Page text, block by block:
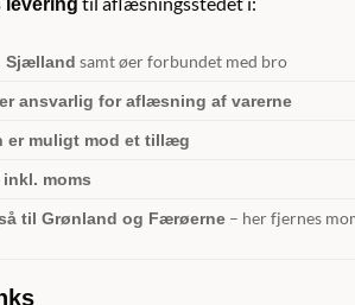
Sjælland samt øer forbundet med bro
ansvarlig for aflæsning af varerne
er muligt mod et tillæg
moms
til Grønland og Færøerne – her fjernes